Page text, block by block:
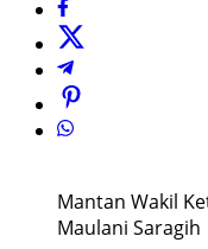
Mantan Wakil
Maulani Saragih